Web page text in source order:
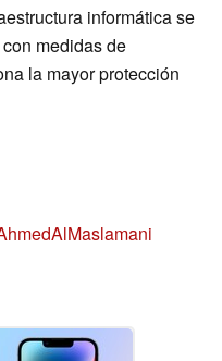
informática se
medidas de
la mayor protección